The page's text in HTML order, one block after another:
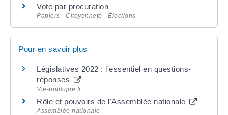
Vote par procuration
Papiers - Citoyenneté - Élections
Pour en savoir plus
Législatives 2022 : l'essentiel en questions-
réponses
Vie-publique.fr
Rôle et pouvoirs de l'Assemblée nationale
Assemblée nationale